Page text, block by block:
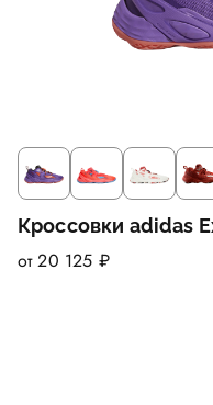
Кроссовки adidas
от 20 125 ₽